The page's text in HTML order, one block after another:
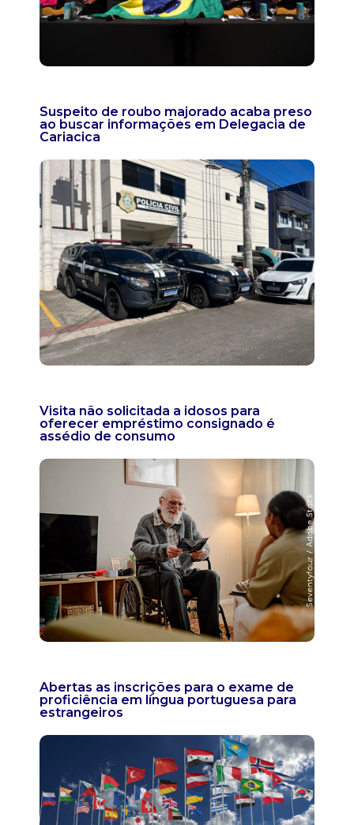
Suspeito de roubo majorado acaba preso
ao buscar informações em Delegacia de
Cariacica
Visita não solicitada a idosos para
oferecer empréstimo consignado é
assédio de consumo
Abertas as inscrições para o exame de
proficiência em língua portuguesa para
estrangeiros